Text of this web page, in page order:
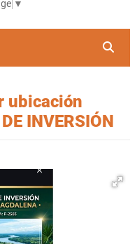
▼
ubicación
INVERSIÓN